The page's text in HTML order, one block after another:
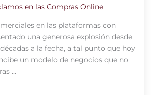
en las Compras Online
en las plataformas con
una generosa explosión desde
a la fecha, a tal punto que hoy
un modelo de negocios que no
...